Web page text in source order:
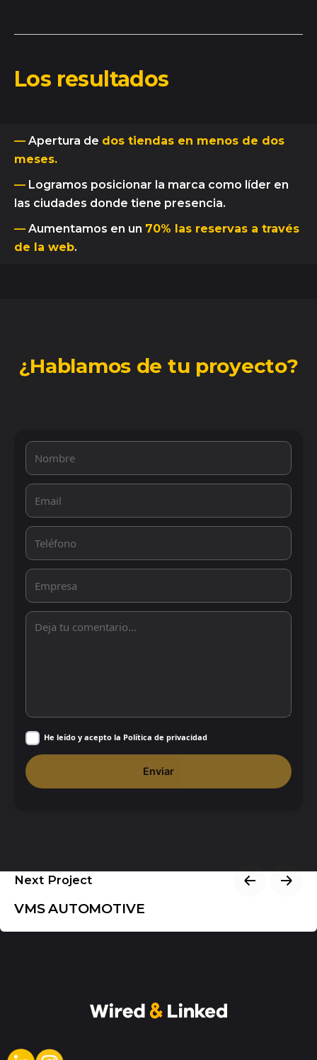
Los resultados
— Apertura de dos tiendas en menos de dos
meses.
— Logramos posicionar la marca como líder en
las ciudades donde tiene presencia.
— Aumentamos en un 70% las reservas a través
de la web.
¿Hablamos de tu proyecto?
He leído y acepto la Política de privacidad
Enviar
Next Project
VMS AUTOMOTIVE